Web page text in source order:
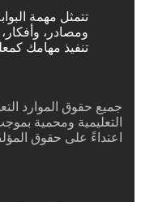
تتمثل مهمة
ومصادر،
تنفيذ مهامك
جميع حقوق الموارد
التعليمية ومحمية
اعتداءً على حقوق